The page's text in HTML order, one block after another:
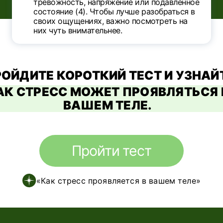
тревожность, напряжение или подавленное
состояние (4). Чтобы лучше разобраться в
своих ощущениях, важно посмотреть на
них чуть внимательнее.
КОРОТКИЙ ТЕСТ И
СТРЕСС МОЖЕТ ПРОЯВЛЯТЬСЯ
ВАШЕМ ТЕЛЕ.
Пройти тест
«Как стресс проявляется в вашем теле»